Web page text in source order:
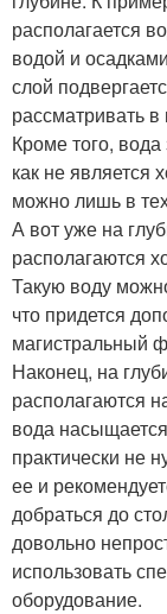
располагается
водой и
слой
рассматривать в
Кроме того,
как не является
можно лишь в
А вот уже на
располагаются
Такую воду
что придется
магистральный
Наконец, на
располагаются
вода
практически не
ее и
добраться до
довольно
использовать
оборудование.